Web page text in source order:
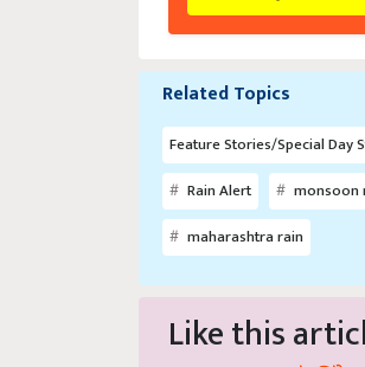
Related Topics
Feature Stories/Special Day
Rain Alert
monsoon
maharashtra rain
Like this